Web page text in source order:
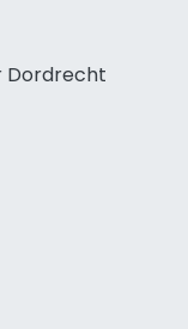
Dordrecht